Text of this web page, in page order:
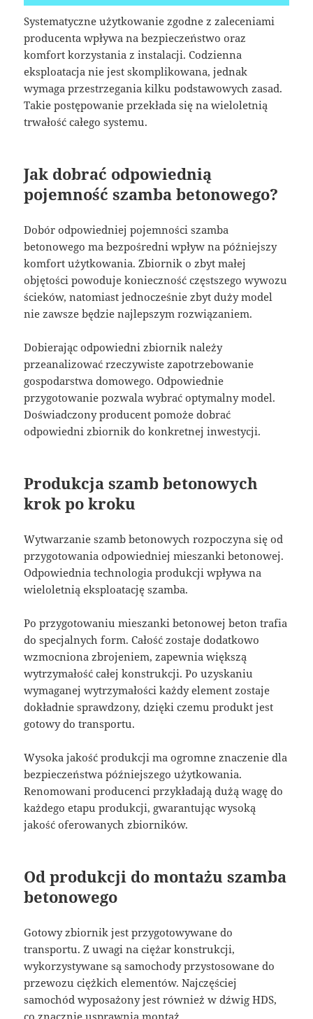
Systematyczne użytkowanie zgodne z zaleceniami
producenta wpływa na bezpieczeństwo oraz
komfort korzystania z instalacji. Codzienna
eksploatacja nie jest skomplikowana, jednak
wymaga przestrzegania kilku podstawowych zasad.
Takie postępowanie przekłada się na wieloletnią
trwałość całego systemu.
Jak dobrać odpowiednią
pojemność szamba betonowego?
Dobór odpowiedniej pojemności szamba
betonowego ma bezpośredni wpływ na późniejszy
komfort użytkowania. Zbiornik o zbyt małej
objętości powoduje konieczność częstszego wywozu
ścieków, natomiast jednocześnie zbyt duży model
nie zawsze będzie najlepszym rozwiązaniem.
Dobierając odpowiedni zbiornik należy
przeanalizować rzeczywiste zapotrzebowanie
gospodarstwa domowego. Odpowiednie
przygotowanie pozwala wybrać optymalny model.
Doświadczony producent pomoże dobrać
odpowiedni zbiornik do konkretnej inwestycji.
Produkcja szamb betonowych
krok po kroku
Wytwarzanie szamb betonowych rozpoczyna się od
przygotowania odpowiedniej mieszanki betonowej.
Odpowiednia technologia produkcji wpływa na
wieloletnią eksploatację szamba.
Po przygotowaniu mieszanki betonowej beton trafia
do specjalnych form. Całość zostaje dodatkowo
wzmocniona zbrojeniem, zapewnia większą
wytrzymałość całej konstrukcji. Po uzyskaniu
wymaganej wytrzymałości każdy element zostaje
dokładnie sprawdzony, dzięki czemu produkt jest
gotowy do transportu.
Wysoka jakość produkcji ma ogromne znaczenie dla
bezpieczeństwa późniejszego użytkowania.
Renomowani producenci przykładają dużą wagę do
każdego etapu produkcji, gwarantując wysoką
jakość oferowanych zbiorników.
Od produkcji do montażu szamba
betonowego
Gotowy zbiornik jest przygotowywane do
transportu. Z uwagi na ciężar konstrukcji,
wykorzystywane są samochody przystosowane do
przewozu ciężkich elementów. Najczęściej
samochód wyposażony jest również w dźwig HDS,